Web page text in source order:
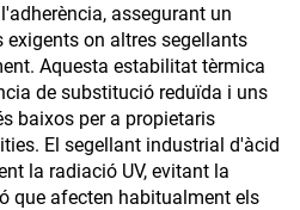
assegurant un
on altres segellants
Aquesta estabilitat tèrmica
de substitució reduïda i uns
baixos per a propietaris
El segellant industrial d'àcid
la radiació UV, evitant la
que afecten habitualment els